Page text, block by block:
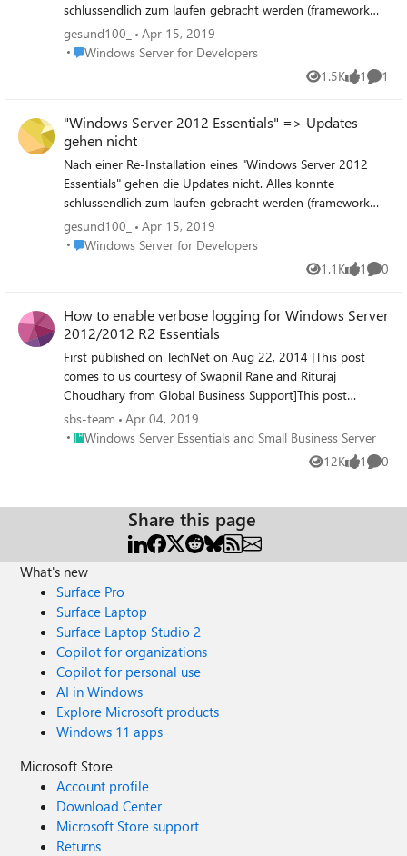
schlussendlich zum laufen gebracht werden (framework
3.5. musste über die Powershell installiert werden). Aber:
Updates werden nicht geladen, Endlosschleife. Info:
automatisches Update aktiv, es gibt keine neuen Updates.
Die Prüfung über die Microsoft update Website sagt "für
2012 ist uralt, aber es muss wieder laufen
(Produktivumgebung).
gesund100_
Apr 15, 2019
Place Windows Server for Developers
Windows Server for Developers
1.5K
Views 1
like 1
"Windows Server 2012 Essentials" => Updates
gehen nicht
Nach einer Re-Installation eines "Windows Server 2012
Essentials" gehen die Updates nicht. Alles konnte
schlussendlich zum laufen gebracht werden (framework
3.5. musste über die Powershell installiert werden). Aber:
Updates werden nicht geladen, Endlosschleife. Info:
automatisches Update aktiv, es gibt keine neuen Updates.
Die Prüfung über die Microsoft update Website sagt "für
2012 ist uralt, aber es muss wieder laufen
(Produktivumgebung).
gesund100_
Apr 15, 2019
Place Windows Server for Developers
Windows Server for Developers
1.1K
Views 1
like 0
How to enable verbose logging for Windows Server
2012/2012 R2 Essentials
First published on TechNet on Aug 22, 2014 [This post
comes to us courtesy of Swapnil Rane and Rituraj
Choudhary from Global Business Support]This post
explains how to increase the logging level for the
individual components of Server Essentials role for
sbs-team
Apr 04, 2019
Place Windows Server Essentials and Small Business Server
Windows Server Essentials and Small Business Server
12K
Views 1
like 0
Share this page
What's new
Surface Pro
Surface Laptop
Surface Laptop Studio 2
Copilot for organizations
Copilot for personal use
AI in Windows
Explore Microsoft products
Windows 11 apps
Microsoft Store
Account profile
Download Center
Microsoft Store support
Returns